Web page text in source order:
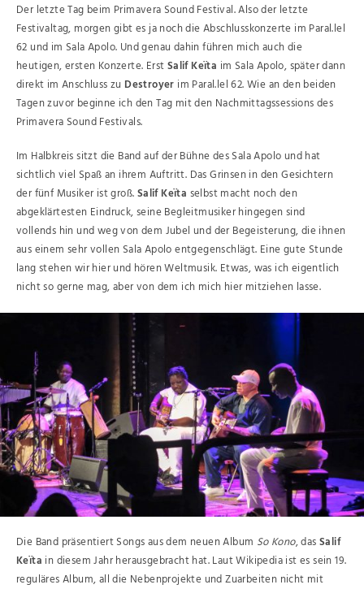
Der letzte Tag beim Primavera Sound Festival. Also der letzte
Festivaltag, morgen gibt es ja noch die Abschlusskonzerte im Paral.lel
62 und im Sala Apolo. Und genau dahin führen mich auch die
heutigen, ersten Konzerte. ErstSalif Keïta im Sala Apolo, später dann
direkt im Anschluss zu Destroyer im Paral.lel 62. Wie an den beiden
Tagen zuvor beginne ich den Tag mit den Nachmittagssessions des
Primavera Sound Festivals.
Im Halbkreis sitzt die Band auf der Bühne des Sala Apolo und hat
sichtlich viel Spaß an ihrem Auftritt. Das Grinsen in den Gesichtern
der fünf Musiker ist groß.Salif Keïta selbst macht noch den
abgeklärtesten Eindruck, seine Begleitmusiker hingegen sind
vollends hin und weg von dem Jubel und der Begeisterung, die ihnen
aus einem sehr vollen Sala Apolo entgegenschlägt. Eine gute Stunde
lang stehen wir hier und hören Weltmusik. Etwas, was ich eigentlich
nicht so gerne mag, aber von dem ich mich hier mitziehen lasse.
Die Band präsentiert Songs aus dem neuen Album So Kono, dasSalif
Keïta in diesem Jahr herausgebracht hat. Laut Wikipedia ist es sein 19.
reguläres Album, all die Nebenprojekte und Zuarbeiten nicht mit